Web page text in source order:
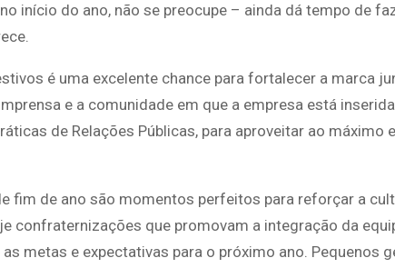
início do ano, não se preocupe – ainda dá tempo de
é uma excelente chance para fortalecer a marca
e a comunidade em que a empresa está
de Relações Públicas, para aproveitar ao máximo
fim de ano são momentos perfeitos para reforçar a
confraternizações que promovam a integração da
metas e expectativas para o próximo ano. Pequenos